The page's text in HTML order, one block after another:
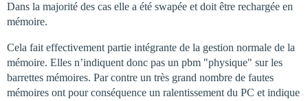
Dans la majorité des cas elle a été swapée et doit être rechargée en
mémoire.
Cela fait effectivement partie intégrante de la gestion normale de la
mémoire. Elles n’indiquent donc pas un pbm "physique" sur les
barrettes mémoires. Par contre un très grand nombre de fautes
mémoires ont pour conséquence un ralentissement du PC et indique